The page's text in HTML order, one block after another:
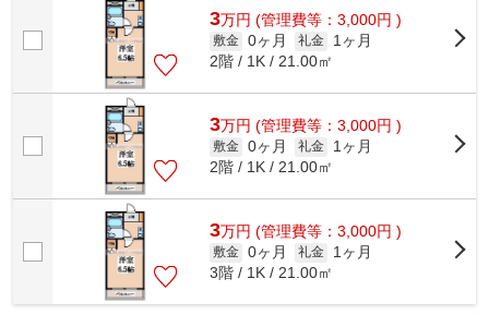
3万円 (管理費等：3,000円 )
敷金 0ヶ月 礼金
1ヶ月
2階 / 1K / 21.00㎡
3万円 (管理費等：3,000円 )
敷金 0ヶ月 礼金
1ヶ月
2階 / 1K / 21.00㎡
3万円 (管理費等：3,000円 )
敷金 0ヶ月 礼金
1ヶ月
3階 / 1K / 21.00㎡